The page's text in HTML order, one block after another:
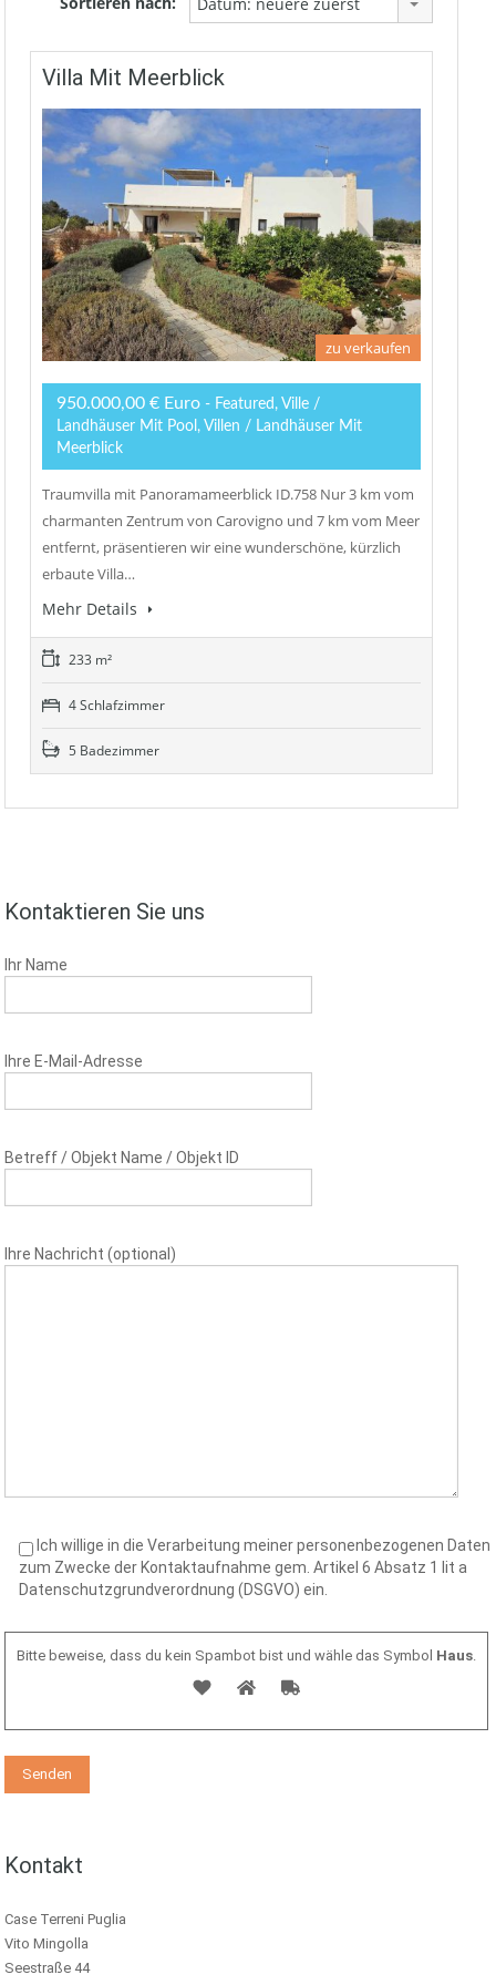
Villa Mit Meerblick
zu verkaufen
950.000,00 € Euro - Featured, Ville /
Landhäuser Mit Pool, Villen / Landhäuser Mit
Meerblick
Traumvilla mit Panoramameerblick ID.758 Nur 3 km vom
charmanten Zentrum von Carovigno und 7 km vom Meer
entfernt, präsentieren wir eine wunderschöne, kürzlich
erbaute Villa…
Mehr Details
233 m²
4 Schlafzimmer
5 Badezimmer
Kontaktieren Sie uns
Ihr Name
Ihre E-Mail-Adresse
Betreff / Objekt Name / Objekt ID
Ihre Nachricht (optional)
Ich willige in die Verarbeitung meiner personenbezogenen Daten
zum Zwecke der Kontaktaufnahme gem. Artikel 6 Absatz 1 lit a
Datenschutzgrundverordnung (DSGVO) ein.
Bitte beweise, dass du kein Spambot bist und wähle das Symbol Haus.
Kontakt
Case Terreni Puglia
Vito Mingolla
Seestraße 44